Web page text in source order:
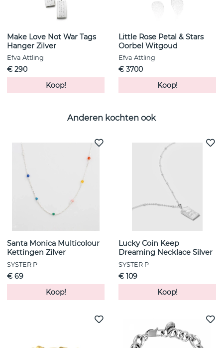
Make Love Not War Tags
Hanger Zilver
Efva Attling
€ 290
Koop!
Little Rose Petal & Stars
Oorbel Witgoud
Efva Attling
€ 3700
Koop!
Anderen kochten ook
Santa Monica Multicolour
Kettingen Zilver
SYSTER P
€ 69
Koop!
Lucky Coin Keep
Dreaming Necklace Silver
SYSTER P
€ 109
Koop!